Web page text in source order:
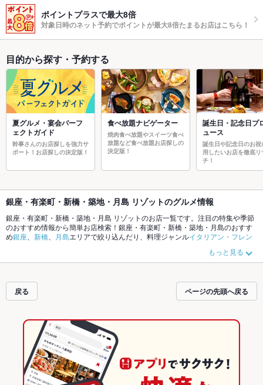
ポイントプラスで最大8倍
対象日時のネット予約でポイントが最大8倍たまるお店はこちら！
目的から探す・予約する
夏グルメ・宴会パーフ
ェクトガイド
幹事さんのお店探しを強力サ
ポート！お店探しの決定版！
食べ放題ナビゲーター
焼肉食べ放題やスイーツ食べ
放題など食べ放題お店探しの
決定版！
誕生日・記念日プ
ュース
誕生日や記念日のお祝
用したいお店を徹底リ
チ！
銀座・有楽町・新橋・築地・月島 リゾットのグルメ情報
銀座・有楽町・新橋・築地・月島 リゾットのお店一覧です。注目の特集や季節
のおすすめ情報から簡単お店検索！銀座・有楽町・新橋・築地・月島のおすす
め銀座 新橋 月島エリアで絞り込んだり、料理ジャンルイタリアン・フレン
でお店探しができます。ホットペッパーグルメなら、お得なクーポンは
もちろん、とっておきのメニューや季節のおすすめ料理など、お店の最新情報
も拡大中です。友達どうしの飲み会にも、会社の宴会にも、デートやパーティ
ーにもお得に便利にホットペッパーグルメをご利用ください。
もっと見る
戻る ページの先頭へ戻る